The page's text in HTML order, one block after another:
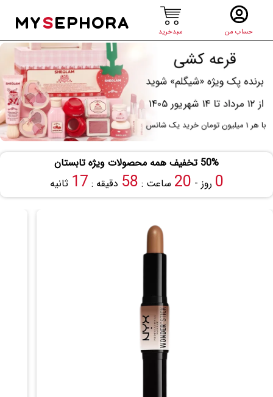
حساب من سبدخرید
MYSEPHORA
50% تخفیف همه محصولات ویژه تابستان
0 روز - 20 ساعت : 58 دقیقه : 17 ثانیه